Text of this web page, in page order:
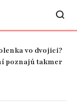
poznajú takmer